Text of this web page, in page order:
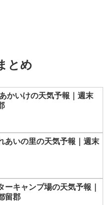
とめ
かいけの天気予報｜週末
あいの里の天気予報｜週末
ーキャンプ場の天気予報｜
留郡